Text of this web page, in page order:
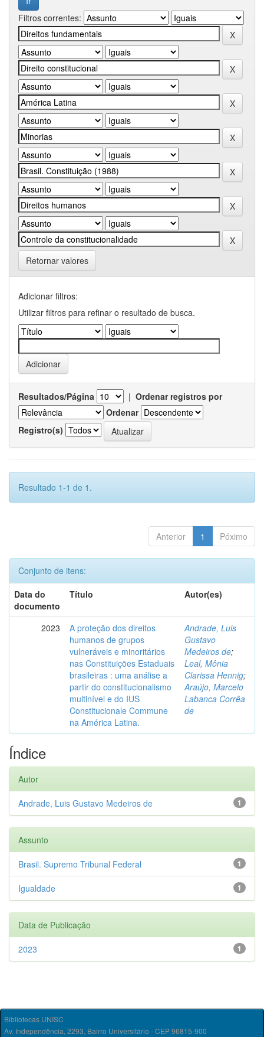
Filtros correntes:
Retornar valores
Adicionar filtros:
Utilizar filtros para refinar o resultado de busca.
Resultados/Página | Ordenar registros por
Ordenar
Registro(s)
Resultado 1-1 de 1.
Anterior 1 Póximo
Conjunto de itens:
Data do
documento
Título Autor(es)
2023
A proteção dos direitos
humanos de grupos
vulneráveis e minoritários
nas Constituições Estaduais
brasileiras : uma análise a
partir do constitucionalismo
multinível e do IUS
Constitucionale Commune
na América Latina.
Andrade, Luis
Gustavo
Medeiros de;
Leal, Mônia
Clarissa Hennig;
Araújo, Marcelo
Labanca Corrêa
de
Índice
Autor
1
Andrade, Luis Gustavo Medeiros de
Assunto
1
Brasil. Supremo Tribunal Federal
1
Igualdade
Data de Publicação
1
2023
Bibliotecas UNISC
Av. Independência, 2293, Bairro Universitário - CEP 96815-900